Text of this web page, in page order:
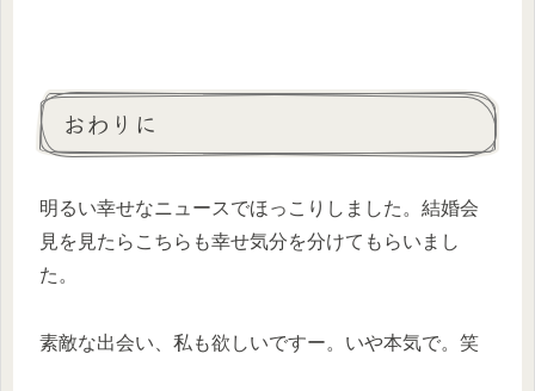
おわりに
明るい幸せなニュースでほっこりしました。結婚会
見を見たらこちらも幸せ気分を分けてもらいまし
た。
素敵な出会い、私も欲しいですー。いや本気で。笑